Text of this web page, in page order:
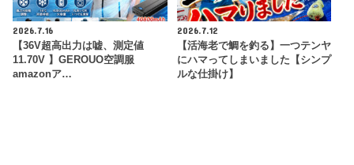
2026.7.16
【36V超高出力は嘘、測定値
11.70V 】GEROUO空調服
amazonア…
2026.7.12
【活海老で鯛を釣る】一つテンヤ
にハマってしまいました【シンプ
ルな仕掛け】